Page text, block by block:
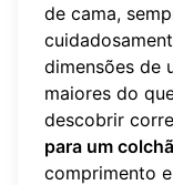
de cama,
dimensões de
maiores do
descobrir
para um
comprimento